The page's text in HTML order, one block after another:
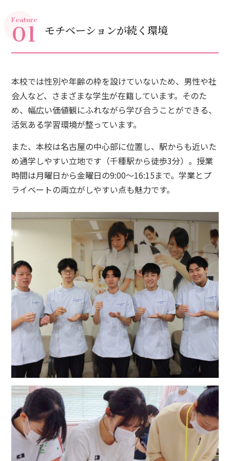
Feature
01 モチベーションが続く環境
本校では性別や年齢の枠を設けていないため、男性や社
会人など、さまざまな学生が在籍しています。そのた
め、幅広い価値観にふれながら学び合うことができる、
活気ある学習環境が整っています。
また、本校は名古屋の中心部に位置し、駅からも近いた
め通学しやすい立地です（千種駅から徒歩3分）。授業
時間は月曜日から金曜日の9:00～16:15まで。学業とプ
ライベートの両立がしやすい点も魅力です。